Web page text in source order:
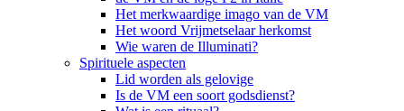
Het merkwaardige imago van de VM
Het woord Vrijmetselaar herkomst
Wie waren de Illuminati?
Spirituele aspecten
Lid worden als gelovige
Is de VM een soort godsdienst?